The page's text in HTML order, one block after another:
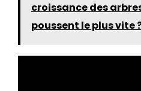
croissance des
poussent le plus vite